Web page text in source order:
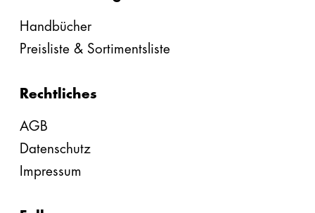
Handbücher
Preisliste & Sortimentsliste
Rechtliches
AGB
Datenschutz
Impressum